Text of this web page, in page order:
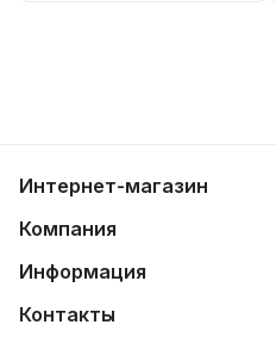
Интернет-магазин
Компания
Информация
Контакты